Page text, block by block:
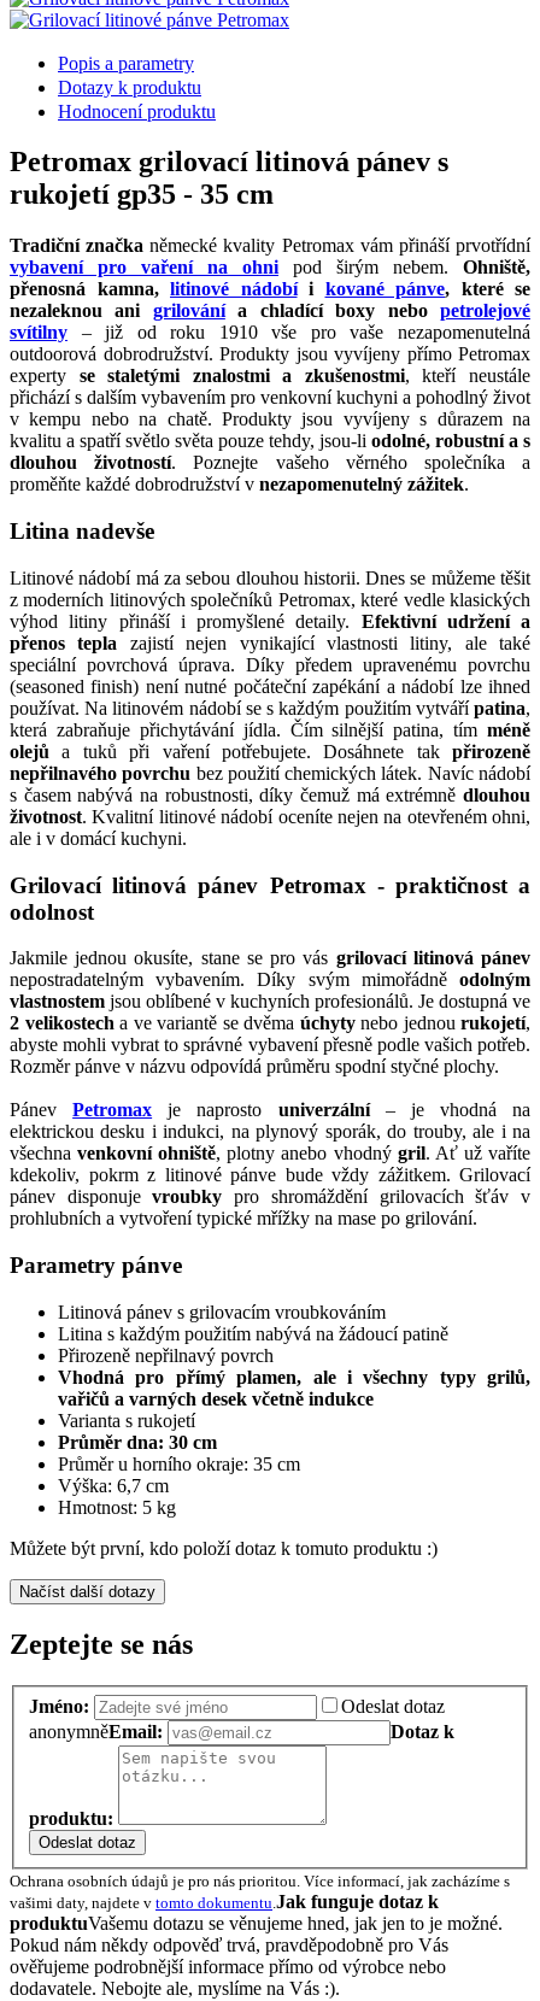
Popis a parametry
Dotazy k produktu
Hodnocení produktu
Petromax grilovací litinová pánev s
rukojetí gp35 - 35 cm
Tradiční značka německé kvality Petromax vám přináší prvotřídní
vybavení pro vaření na ohni pod širým nebem. Ohniště,
přenosná kamna, litinové nádobíi kované pánve, které se
nezaleknou ani grilovánía chladící boxy nebopetrolejové
svítilny – již od roku 1910 vše pro vaše nezapomenutelná
outdoorová dobrodružství. Produkty jsou vyvíjeny přímo Petromax
experty se staletými znalostmi a zkušenostmi, kteří neustále
přichází s dalším vybavením pro venkovní kuchyni a pohodlný život
v kempu nebo na chatě. Produkty jsou vyvíjeny s důrazem na
kvalitu a spatří světlo světa pouze tehdy, jsou-li odolné, robustní a s
dlouhou životností. Poznejte vašeho věrného společníka a
proměňte každé dobrodružství v nezapomenutelný zážitek.
Litina nadevše
Litinové nádobí má za sebou dlouhou historii. Dnes se můžeme těšit
z moderních litinových společníků Petromax, které vedle klasických
výhod litiny přináší i promyšlené detaily. Efektivní udržení a
přenos tepla zajistí nejen vynikající vlastnosti litiny, ale také
speciální povrchová úprava. Díky předem upravenému povrchu
(seasoned finish) není nutné počáteční zapékání a nádobí lze ihned
používat. Na litinovém nádobí se s každým použitím vytvářípatina,
která zabraňuje přichytávání jídla. Čím silnější patina, tím méně
olejů a tuků při vaření potřebujete. Dosáhnete tak přirozeně
nepřilnavého povrchu bez použití chemických látek. Navíc nádobí
s časem nabývá na robustnosti, díky čemuž má extrémně dlouhou
životnost. Kvalitní litinové nádobí oceníte nejen na otevřeném ohni,
ale i v domácí kuchyni.
Grilovací litinová pánev Petromax - praktičnost a
odolnost
Jakmile jednou okusíte, stane se pro vás grilovací litinová pánev
nepostradatelným vybavením. Díky svým mimořádně odolným
vlastnostem jsou oblíbené v kuchyních profesionálů. Je dostupná ve
2 velikostech a ve variantě se dvěma úchytynebo jednou rukojetí,
abyste mohli vybrat to správné vybavení přesně podle vašich potřeb.
Rozměr pánve v názvu odpovídá průměru spodní styčné plochy.
PánevPetromax je naprosto univerzální– je vhodná na
elektrickou desku i indukci, na plynový sporák, do trouby, ale i na
všechnavenkovní ohniště, plotny anebo vhodnýgril. Ať už vaříte
kdekoliv, pokrm z litinové pánve bude vždy zážitkem. Grilovací
pánev disponujevroubkypro shromáždění grilovacích šťáv v
prohlubních a vytvoření typické mřížky na mase po grilování.
Parametry pánve
Litinová pánev s grilovacím vroubkováním
Litina s každým použitím nabývá na žádoucí patině
Přirozeně nepřilnavý povrch
Vhodná pro přímý plamen, ale i všechny typy grilů,
vařičů a varných desek včetně indukce
Varianta s rukojetí
Průměr dna: 30 cm
Průměr u horního okraje: 35 cm
Výška: 6,7 cm
Hmotnost: 5 kg
Můžete být první, kdo položí dotaz k tomuto produktu :)
Načíst další dotazy
Zeptejte se nás
Jméno:
Odeslat dotaz
anonymněEmail: Dotaz k
produktu:
Odeslat dotaz
Ochrana osobních údajů je pro nás prioritou. Více informací, jak zacházíme s
vašimi daty, najdete v tomto dokumentu.Jak funguje dotaz k
produktuVašemu dotazu se věnujeme hned, jak jen to je možné.
Pokud nám někdy odpověď trvá, pravděpodobně pro Vás
ověřujeme podrobnější informace přímo od výrobce nebo
dodavatele. Nebojte ale, myslíme na Vás :).